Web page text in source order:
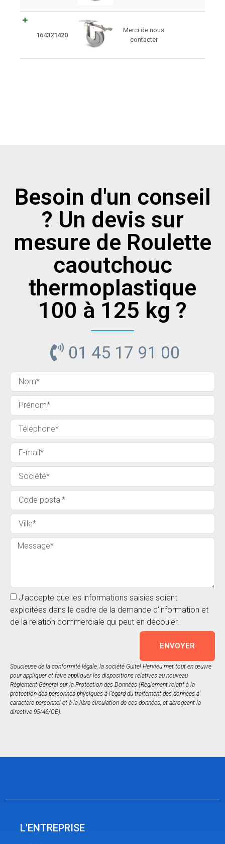
164321420
Merci de nous
contacter
Besoin d'un conseil
? Un devis sur
mesure de Roulette
caoutchouc
thermoplastique
100 à 125 kg ?
01 45 17 91 00
J'accepte que les informations saisies soient
exploitées dans le cadre de la demande d'information et
de la relation commerciale qui peut en découler.
ENVOYER
Soucieuse de la conformité légale, la société Guitel Hervieu met tout en œuvre
pour appliquer et faire appliquer les dispositions relatives au nouveau
Règlement Général sur la Protection des Données (Règlement relatif à la
protection des personnes physiques à l’égard du traitement des données à
caractère personnel et à la libre circulation de ces données, et abrogeant la
directive 95/46/CE).
L'ENTREPRISE